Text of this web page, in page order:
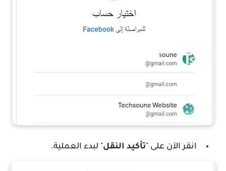
انقر الآن على "تأكيد النقل" لبدء العملية.